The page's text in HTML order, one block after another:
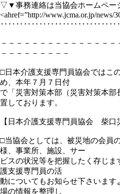
▽▼事務連絡は当協会ホームペー
<ahref=”http://www.jcma.or.jp/news/
－－－－－－－－－－－－－－
－－－－－－－－－
□日本介護支援専門員協会ではこ
め、本年７月７日付
で「災害対策本部（災害対策本
置しております。
【日本介護支援専門員協会 柴口
□当協会としては、被災地の会員
様、事業所、施設、サー
ビスの状況等を把握したく存じ
護支援専門員の活
動についてもお知らせ下さいま
場の情報を整理し